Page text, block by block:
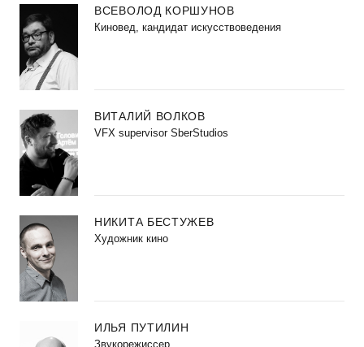
ВСЕВОЛОД КОРШУНОВ
Киновед, кандидат искусствоведения
ВИТАЛИЙ ВОЛКОВ
VFX supervisor SberStudios
НИКИТА БЕСТУЖЕВ
Художник кино
ИЛЬЯ ПУТИЛИН
Звукорежиссер